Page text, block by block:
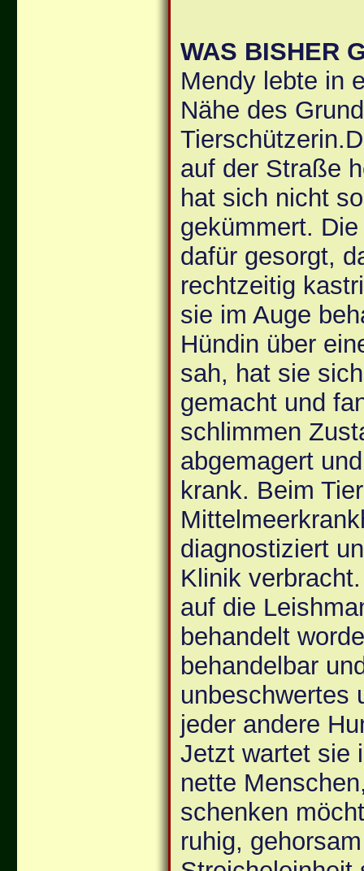
WAS BISHER
Mendy lebte in
Nähe des
auf der Straße
hat sich nicht
gekümmert.
dafür gesorgt,
rechtzeitig
sie im Auge
Hündin über
sah, hat sie
gemacht und
schlimmen
abgemagert
krank. Beim
diagnostiziert
Klinik
auf die
behandelt
behandelbar
unbeschwertes
jeder andere
Jetzt wartet sie
nette
schenken
ruhig,